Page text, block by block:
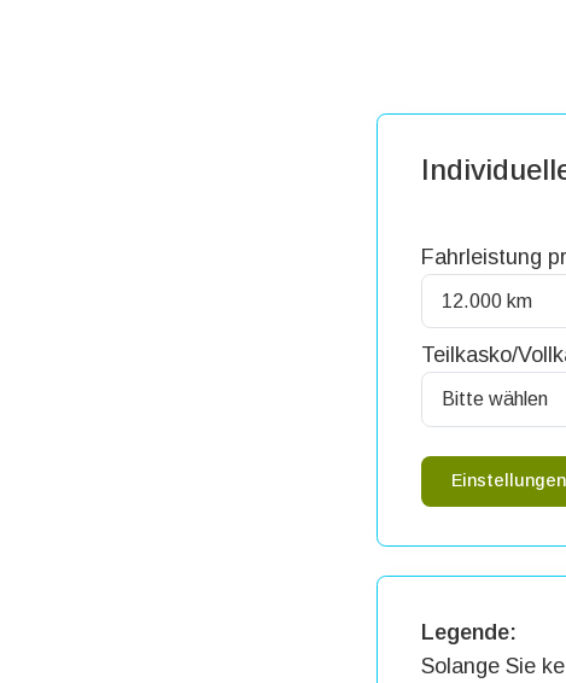
Fahrleistung
Teilkasko/
Legende:
Solange Sie